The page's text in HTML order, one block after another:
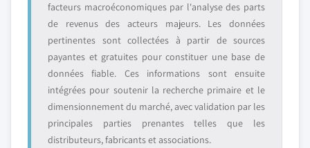
facteurs macroéconomiques par l'analyse des parts
de revenus des acteurs majeurs. Les données
pertinentes sont collectées à partir de sources
payantes et gratuites pour constituer une base de
données fiable. Ces informations sont ensuite
intégrées pour soutenir la recherche primaire et le
dimensionnement du marché, avec validation par les
principales parties prenantes telles que les
distributeurs, fabricants et associations.